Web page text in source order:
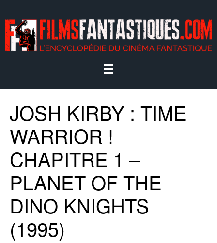
JOSH KIRBY : TIME
WARRIOR !
CHAPITRE 1 –
PLANET OF THE
DINO KNIGHTS
(1995)